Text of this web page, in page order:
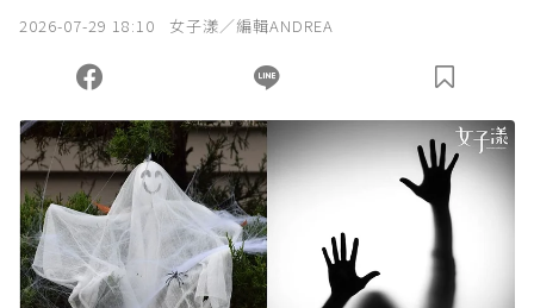
您當前剩餘 U 利點數：0點；前往 購買點數
2026-07-29 18:10 女子漾／編輯ANDREA